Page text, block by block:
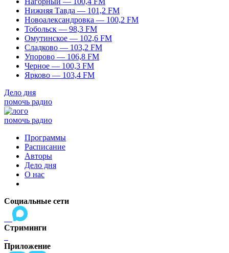
Нижняя Тавда — 101,2 FM
Новоалександровка — 100,2 FM
Тобольск — 98,3 FM
Омутинское — 102,6 FM
Сладково — 103,2 FM
Упорово — 106,8 FM
Черное — 100,3 FM
Ярково — 103,4 FM
Дело дня
помочь радио
помочь радио
Программы
Расписание
Авторы
Дело дня
О нас
Социальные сети
Стриминги
Приложение